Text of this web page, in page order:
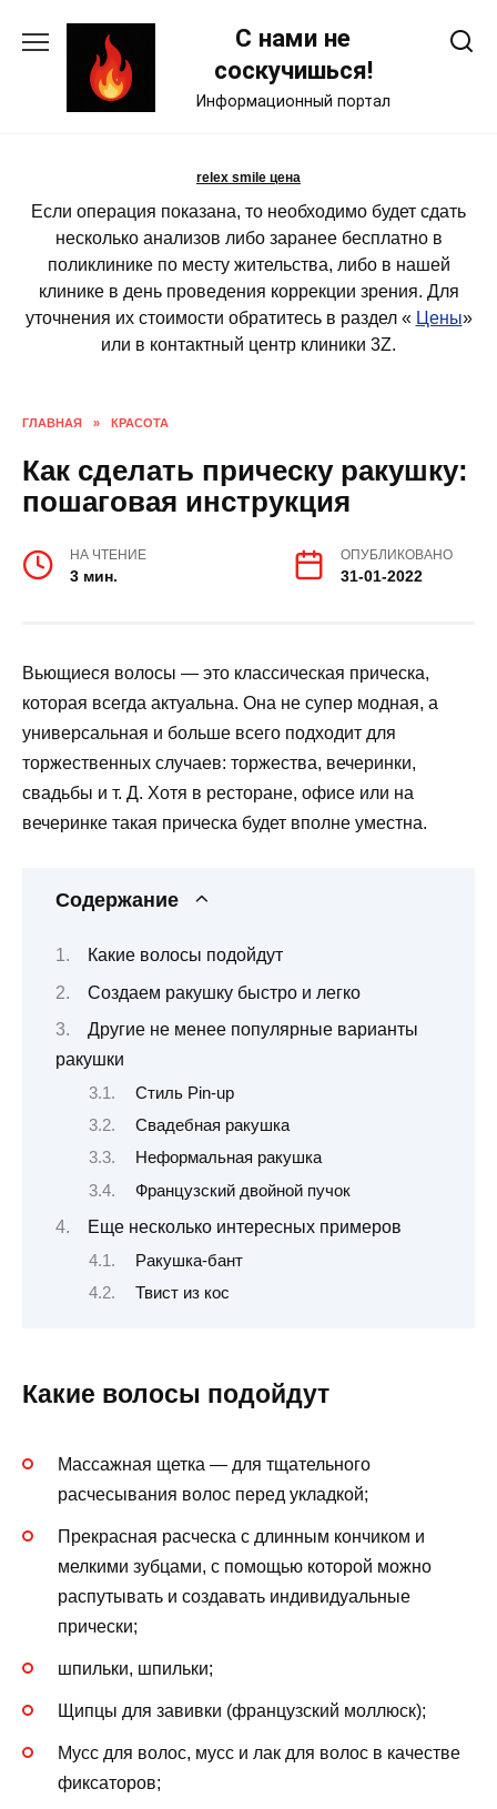
С нами не
соскучишься!
Информационный портал
relex smile цена
Если операция показана, то необходимо будет сдать
несколько анализов либо заранее бесплатно в
поликлинике по месту жительства, либо в нашей
клинике в день проведения коррекции зрения. Для
уточнения их стоимости обратитесь в раздел « Цены»
или в контактный центр клиники 3Z.
ГЛАВНАЯ » КРАСОТА
Как сделать прическу ракушку:
пошаговая инструкция
НА ЧТЕНИЕ
3 мин.
ОПУБЛИКОВАНО
31-01-2022
Вьющиеся волосы — это классическая прическа,
которая всегда актуальна. Она не супер модная, а
универсальная и больше всего подходит для
торжественных случаев: торжества, вечеринки,
свадьбы и т. Д. Хотя в ресторане, офисе или на
вечеринке такая прическа будет вполне уместна.
Содержание
Какие волосы подойдут
Создаем ракушку быстро и легко
Другие не менее популярные варианты
ракушки
Стиль Pin-up
Свадебная ракушка
Неформальная ракушка
Французский двойной пучок
Еще несколько интересных примеров
Ракушка-бант
Твист из кос
Какие волосы подойдут
Массажная щетка — для тщательного
расчесывания волос перед укладкой;
Прекрасная расческа с длинным кончиком и
мелкими зубцами, с помощью которой можно
распутывать и создавать индивидуальные
прически;
шпильки, шпильки;
Щипцы для завивки (французский моллюск);
Мусс для волос, мусс и лак для волос в качестве
фиксаторов;